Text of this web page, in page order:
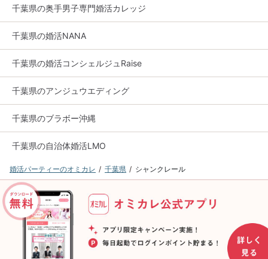
千葉県の奥手男子専門婚活カレッジ
千葉県の婚活NANA
千葉県の婚活コンシェルジュRaise
千葉県のアンジュウエディング
千葉県のブラボー沖縄
千葉県の自治体婚活LMO
婚活パーティーのオミカレ 千葉県 シャンクレール